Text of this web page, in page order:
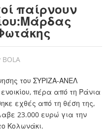
παίρνουν
BOLA
του ΣΥΡΙΖΑ-ΑΝΕΛ
πέρα από τη Ράνια
εχθές από τη θέση της,
23.000 ευρώ για την
Κολωνάκι.